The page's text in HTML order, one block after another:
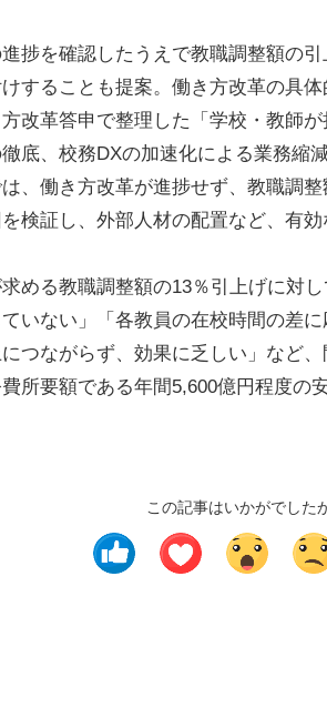
捗を確認したうえで教職調整額の
することも提案。働き方改革の具
改革答申で整理した「学校・教師が
底、校務DXの加速化による業務縮
、働き方改革が進捗せず、教職調整
検証し、外部人材の配置など、有
める教職調整額の13％引上げに対
いない」「各教員の在校時間の差
つながらず、効果に乏しい」など
所要額である年間5,600億円程度の
この記事はいかがでした